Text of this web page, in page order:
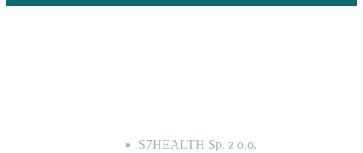
S7HEALTH Sp. z o.o.